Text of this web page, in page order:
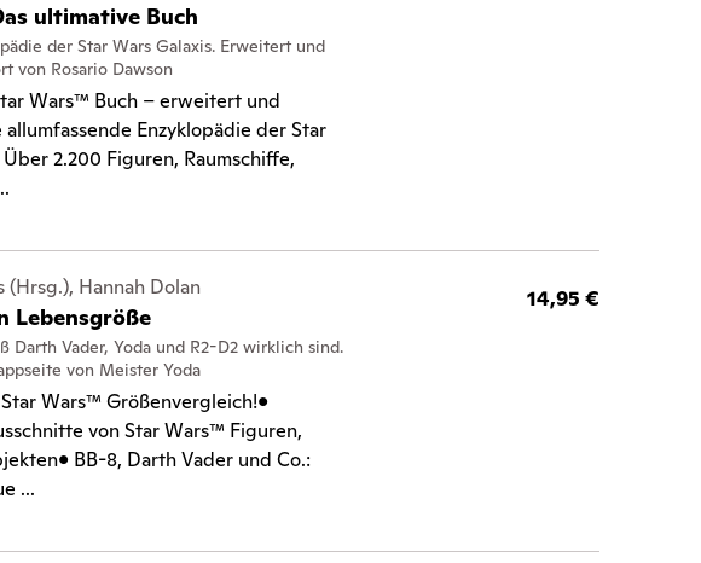
ultimative Buch
der Star Wars Galaxis. Erweitert und
von Rosario Dawson
Wars™ Buch – erweitert und
Enzyklopädie der Star
2.200 Figuren, Raumschiffe,
(Hrsg.), Hannah Dolan
Lebensgröße
Darth Vader, Yoda und R2-D2 wirklich sind.
von Meister Yoda
Wars™ Größenvergleich!•
von Star Wars™ Figuren,
BB-8, Darth Vader und Co.:
...
14,95 €